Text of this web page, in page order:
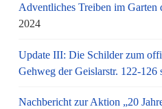
Adventliches Treiben im Garten
2024
Update III: Die Schilder zum
Gehweg der Geislarstr. 122-126
Nachbericht zur Aktion „20